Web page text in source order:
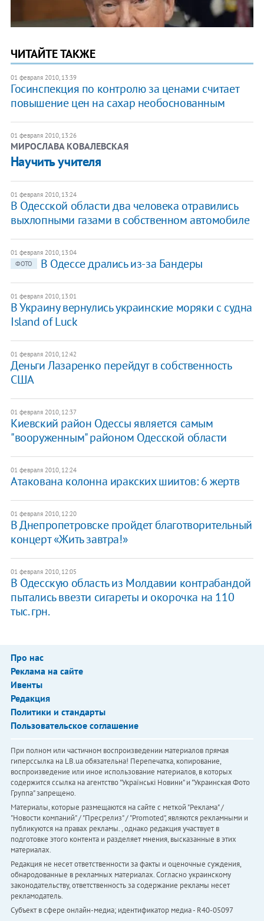
ЧИТАЙТЕ ТАКЖЕ
01 февраля 2010, 13:39
Госинспекция по контролю за ценами считает
повышение цен на сахар необоснованным
01 февраля 2010, 13:26
МИРОСЛАВА КОВАЛЕВСКАЯ
Научить учителя
01 февраля 2010, 13:24
В Одесской области два человека отравились
выхлопными газами в собственном автомобиле
01 февраля 2010, 13:04
ФОТО
В Одессе дрались из-за Бандеры
01 февраля 2010, 13:01
В Украину вернулись украинские моряки с судна
Island of Luck
01 февраля 2010, 12:42
Деньги Лазаренко перейдут в собственность
США
01 февраля 2010, 12:37
Киевский район Одессы является самым
"вооруженным" районом Одесской области
01 февраля 2010, 12:24
Атакована колонна иракских шиитов: 6 жертв
01 февраля 2010, 12:20
В Днепропетровске пройдет благотворительный
концерт «Жить завтра!»
01 февраля 2010, 12:05
В Одесскую область из Молдавии контрабандой
пытались ввезти сигареты и окорочка на 110
тыс. грн.
Про нас
Реклама на сайте
Ивенты
Редакция
Политики и стандарты
Пользовательское соглашение
При полном или частичном воспроизведении материалов прямая
гиперссылка на LB.ua обязательна! Перепечатка, копирование,
воспроизведение или иное использование материалов, в которых
содержится ссылка на агентство "Українськi Новини" и "Украинская Фото
Группа" запрещено.
Материалы, которые размещаются на сайте с меткой "Реклама" /
"Новости компаний" / "Пресрелиз" / "Promoted", являются рекламными и
публикуются на правах рекламы. , однако редакция участвует в
подготовке этого контента и разделяет мнения, высказанные в этих
материалах.
Редакция не несет ответственности за факты и оценочные суждения,
обнародованные в рекламных материалах. Согласно украинскому
законодательству, ответственность за содержание рекламы несет
рекламодатель.
Субъект в сфере онлайн-медиа; идентификатор медиа - R40-05097